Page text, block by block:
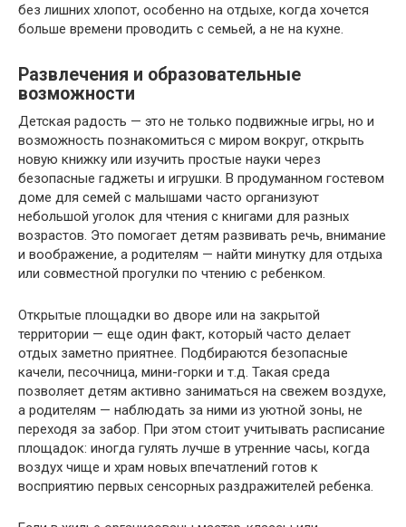
без лишних хлопот, особенно на отдыхе, когда хочется
больше времени проводить с семьей, а не на кухне.
Развлечения и образовательные
возможности
Детская радость — это не только подвижные игры, но и
возможность познакомиться с миром вокруг, открыть
новую книжку или изучить простые науки через
безопасные гаджеты и игрушки. В продуманном гостевом
доме для семей с малышами часто организуют
небольшой уголок для чтения с книгами для разных
возрастов. Это помогает детям развивать речь, внимание
и воображение, а родителям — найти минутку для отдыха
или совместной прогулки по чтению с ребенком.
Открытые площадки во дворе или на закрытой
территории — еще один факт, который часто делает
отдых заметно приятнее. Подбираются безопасные
качели, песочница, мини-горки и т.д. Такая среда
позволяет детям активно заниматься на свежем воздухе,
а родителям — наблюдать за ними из уютной зоны, не
переходя за забор. При этом стоит учитывать расписание
площадок: иногда гулять лучше в утренние часы, когда
воздух чище и храм новых впечатлений готов к
восприятию первых сенсорных раздражителей ребенка.